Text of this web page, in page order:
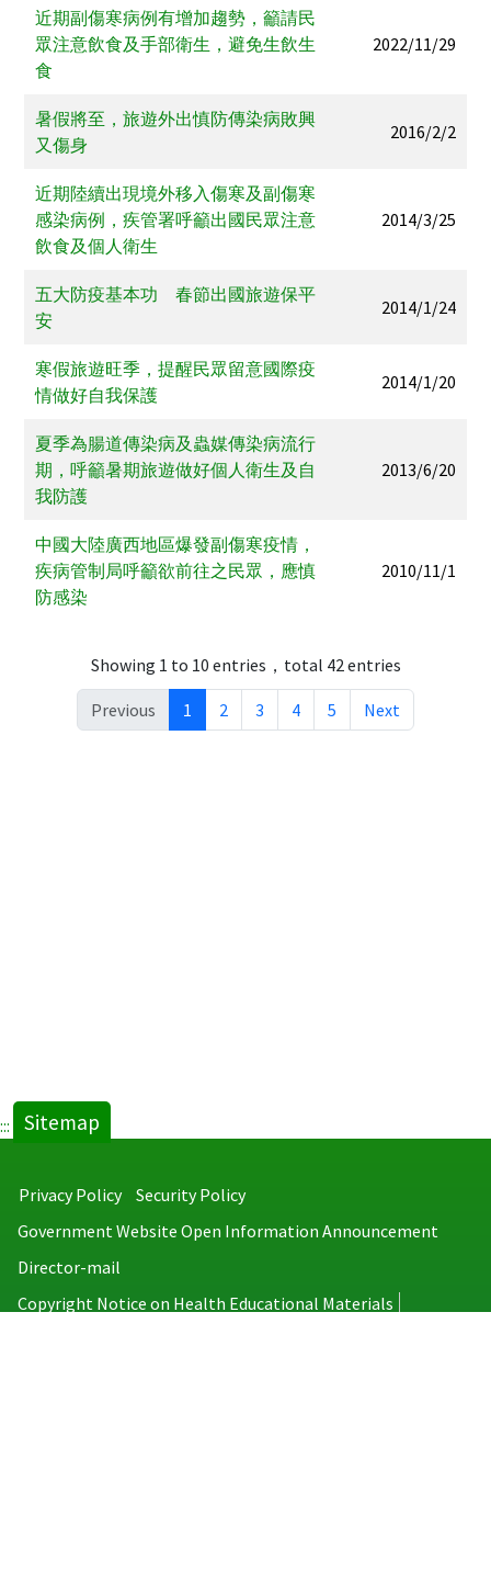
近期副傷寒病例有增加趨勢，籲請民
眾注意飲食及手部衛生，避免生飲生
食
2022/11/29
暑假將至，旅遊外出慎防傳染病敗興
又傷身
2016/2/2
近期陸續出現境外移入傷寒及副傷寒
感染病例，疾管署呼籲出國民眾注意
飲食及個人衛生
2014/3/25
五大防疫基本功 春節出國旅遊保平
安
2014/1/24
寒假旅遊旺季，提醒民眾留意國際疫
情做好自我保護
2014/1/20
夏季為腸道傳染病及蟲媒傳染病流行
期，呼籲暑期旅遊做好個人衛生及自
我防護
2013/6/20
中國大陸廣西地區爆發副傷寒疫情，
疾病管制局呼籲欲前往之民眾，應慎
防感染
2010/11/1
Showing 1 to 10 entries，total 42 entries
Previous 1 2 3 4 5 Next
::: Sitemap
Privacy Policy
Security Policy
Government Website Open Information Announcement
Director-mail
Copyright Notice on Health Educational Materials